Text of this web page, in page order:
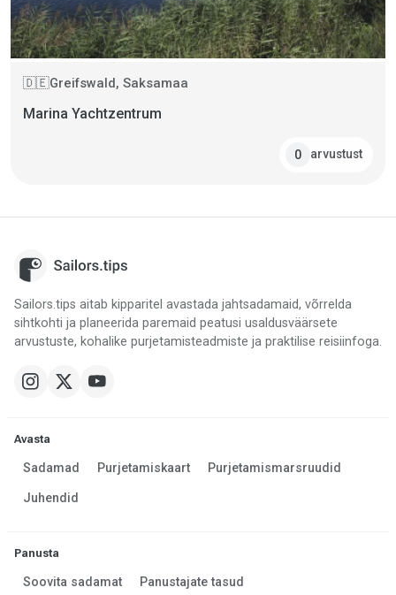
🇩🇪Greifswald, Saksamaa
Marina Yachtzentrum
0 arvustust
Sailors.tips aitab kipparitel avastada jahtsadamaid, võrrelda
sihtkohti ja planeerida paremaid peatusi usaldusväärsete
arvustuste, kohalike purjetamisteadmiste ja praktilise reisiinfoga.
Avasta
Sadamad Purjetamiskaart Purjetamismarsruudid
Juhendid
Panusta
Soovita sadamat Panustajate tasud